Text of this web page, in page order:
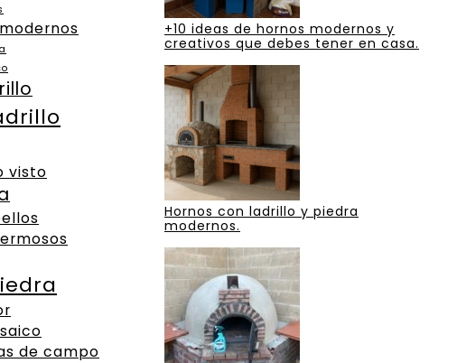
visto
de campo
+10 ideas de hornos modernos y
creativos que debes tener en casa.
Hornos con ladrillo y piedra
modernos.